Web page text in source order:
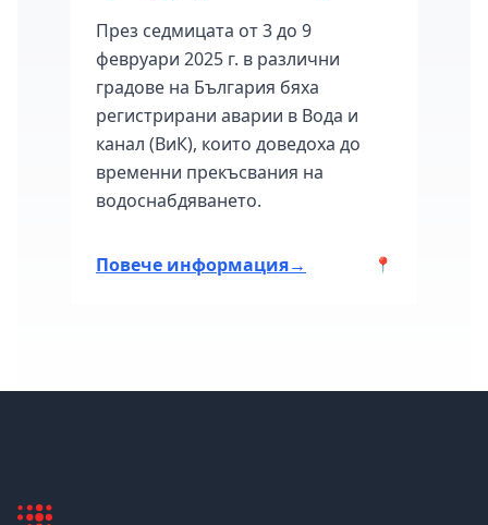
През седмицата от 3 до 9
февруари 2025 г. в различни
градове на България бяха
регистрирани аварии в Вода и
канал (ВиК), които доведоха до
временни прекъсвания на
водоснабдяването.
Повече информация→ 📍